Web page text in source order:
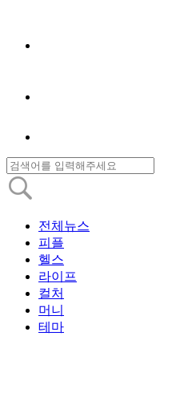
전체뉴스
피플
헬스
라이프
컬처
머니
테마